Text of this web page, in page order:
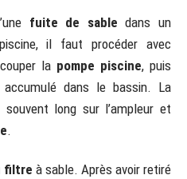
fuite de sable dans un
il faut procéder avec
la pompe piscine, puis
dans le bassin. La
long sur l’ampleur et
.
filtre à sable. Après avoir retiré